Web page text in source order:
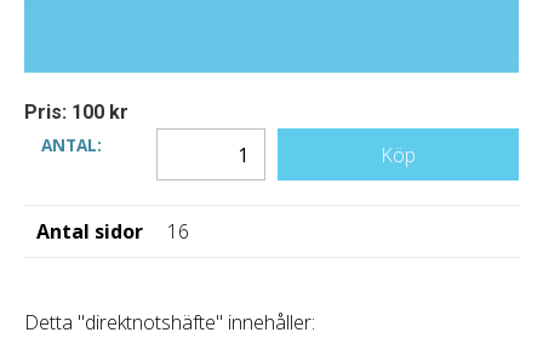
Pris: 100 kr
ANTAL:
Köp
Antal sidor 16
Detta "direktnotshäfte" innehåller: